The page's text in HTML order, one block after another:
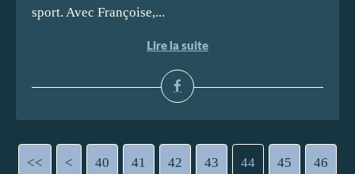
sport. Avec Françoise,...
Lire la suite
<< < 10
20
30
40 41 42 43 44 45 46